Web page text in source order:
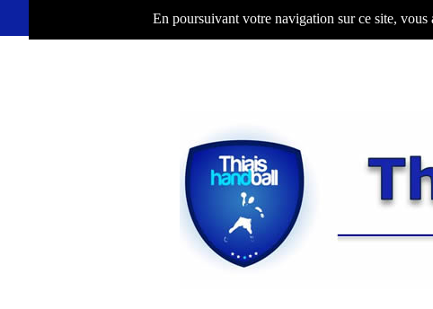
En poursuivant votre navigation sur ce site, vous